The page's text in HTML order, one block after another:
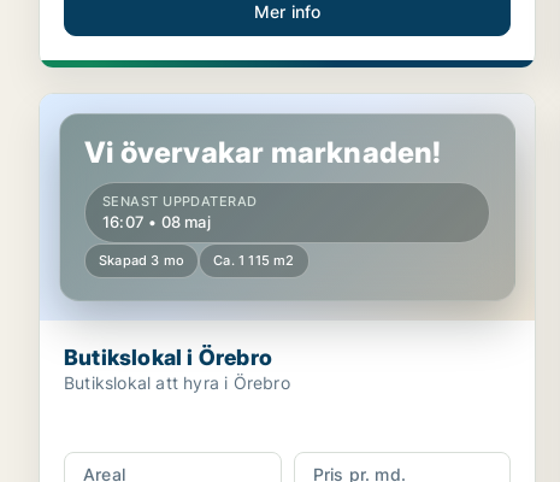
Mer info
Butikslokal i Örebro
Vi övervakar marknaden!
SENAST UPPDATERAD
16:07 • 08 maj
Skapad 3 mo Ca. 1 115 m2
Butikslokal i Örebro
Butikslokal att hyra i Örebro
Areal
Pris pr. md.